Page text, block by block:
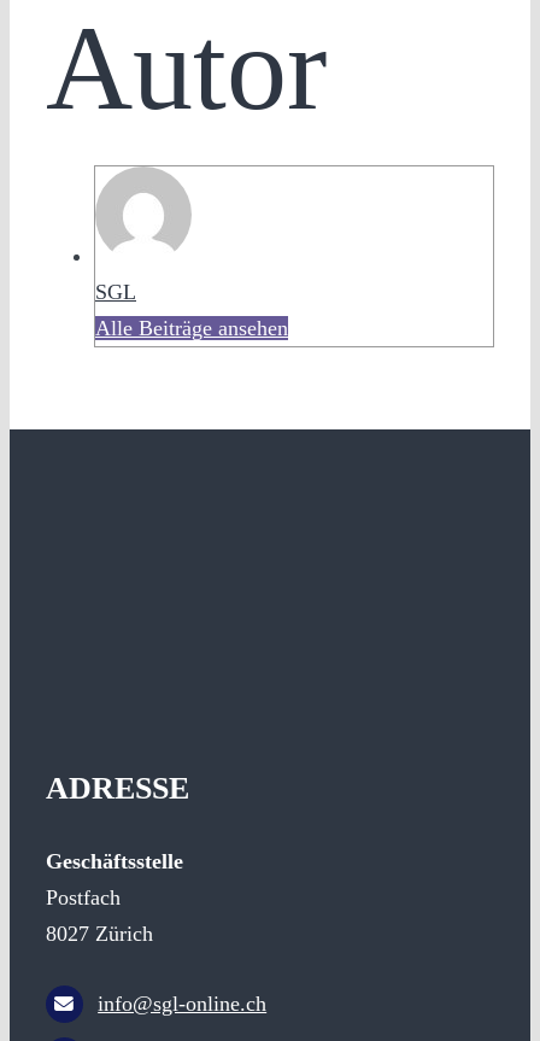
Autor
SGL
Alle Beiträge ansehen
ADRESSE
Geschäftsstelle
Postfach
8027 Zürich
info@sgl-online.ch